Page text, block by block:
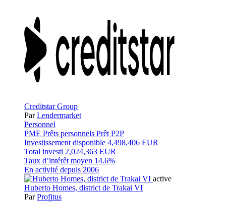
Creditstar Group
ParLendermarket
Personnel
PME Prêts personnels Prêt P2P
Investissement disponible 4,498,406 EUR
Total investi 2,024,363 EUR
Taux d’intérêt moyen 14.6%
En activité depuis 2006
active
Huberto Homes, district de Trakai VI
ParProfitus